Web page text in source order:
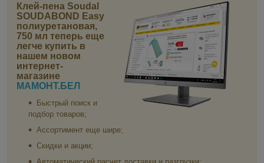
Клей-пена Soudal
SOUDABOND Easy
полиуретановая,
750 мл теперь еще
легче купить в
нашем новом
интернет-
магазине
МАМОНТ.БЕЛ
Быстрый поиск и
подбор товаров;
Ассортимент еще шире;
Скидки и акции;